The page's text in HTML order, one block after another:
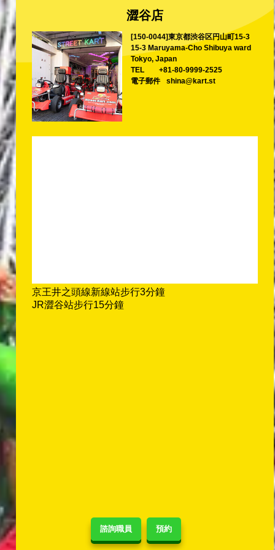
諮詢職員 預約
澀谷店
[150-0044]東京都渋谷区円山町15-3
15-3 Maruyama-Cho Shibuya ward
Tokyo, Japan
TEL
+81-80-9999-2525
電子郵件
shina@kart.st
京王井之頭線新線站步行3分鐘
JR澀谷站步行15分鐘